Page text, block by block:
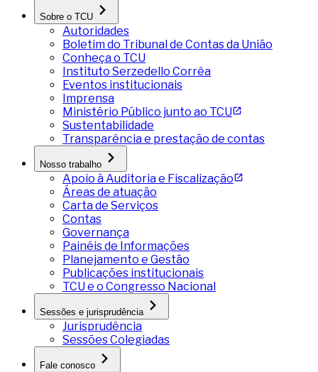
Sobre o TCU
Autoridades
Boletim do Tribunal de Contas da União
Conheça o TCU
Instituto Serzedello Corrêa
Eventos institucionais
Imprensa
Ministério Público junto ao TCU
Sustentabilidade
Transparência e prestação de contas
Nosso trabalho
Apoio à Auditoria e Fiscalização
Áreas de atuação
Carta de Serviços
Contas
Governança
Painéis de Informações
Planejamento e Gestão
Publicações institucionais
TCU e o Congresso Nacional
Sessões e jurisprudência
Jurisprudência
Sessões Colegiadas
Fale conosco